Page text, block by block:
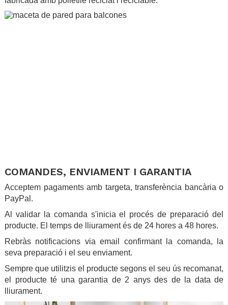
COMANDES, ENVIAMENT I GARANTIA
Acceptem pagaments amb targeta, transferència bancària o
PayPal.
Al validar la comanda s'inicia el procés de preparació del
producte. El temps de lliurament és de 24 hores a 48 hores.
Rebràs notificacions via email confirmant la comanda, la
seva preparació i el seu enviament.
Sempre que utilitzis el producte segons el seu ús recomanat,
el producte té una garantia de 2 anys des de la data de
lliurament.